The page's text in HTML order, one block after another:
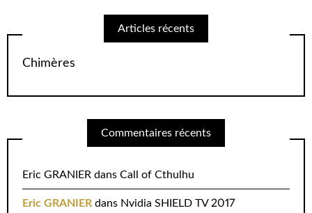
Articles récents
Chimères
Commentaires récents
Eric GRANIER dans Call of Cthulhu
Eric GRANIER dans Nvidia SHIELD TV 2017